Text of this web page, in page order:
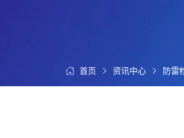
首页 资讯中心 防雷
心